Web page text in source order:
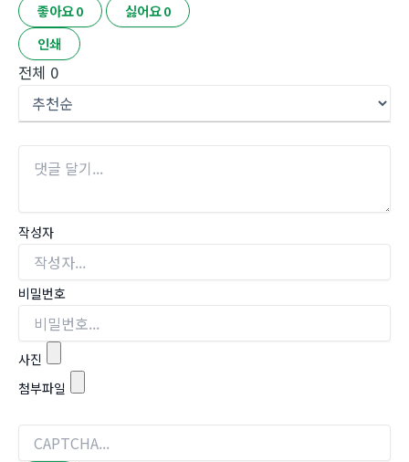
좋아요0 싫어요0
인쇄
전체 0
작성자
비밀번호
사진
첨부파일